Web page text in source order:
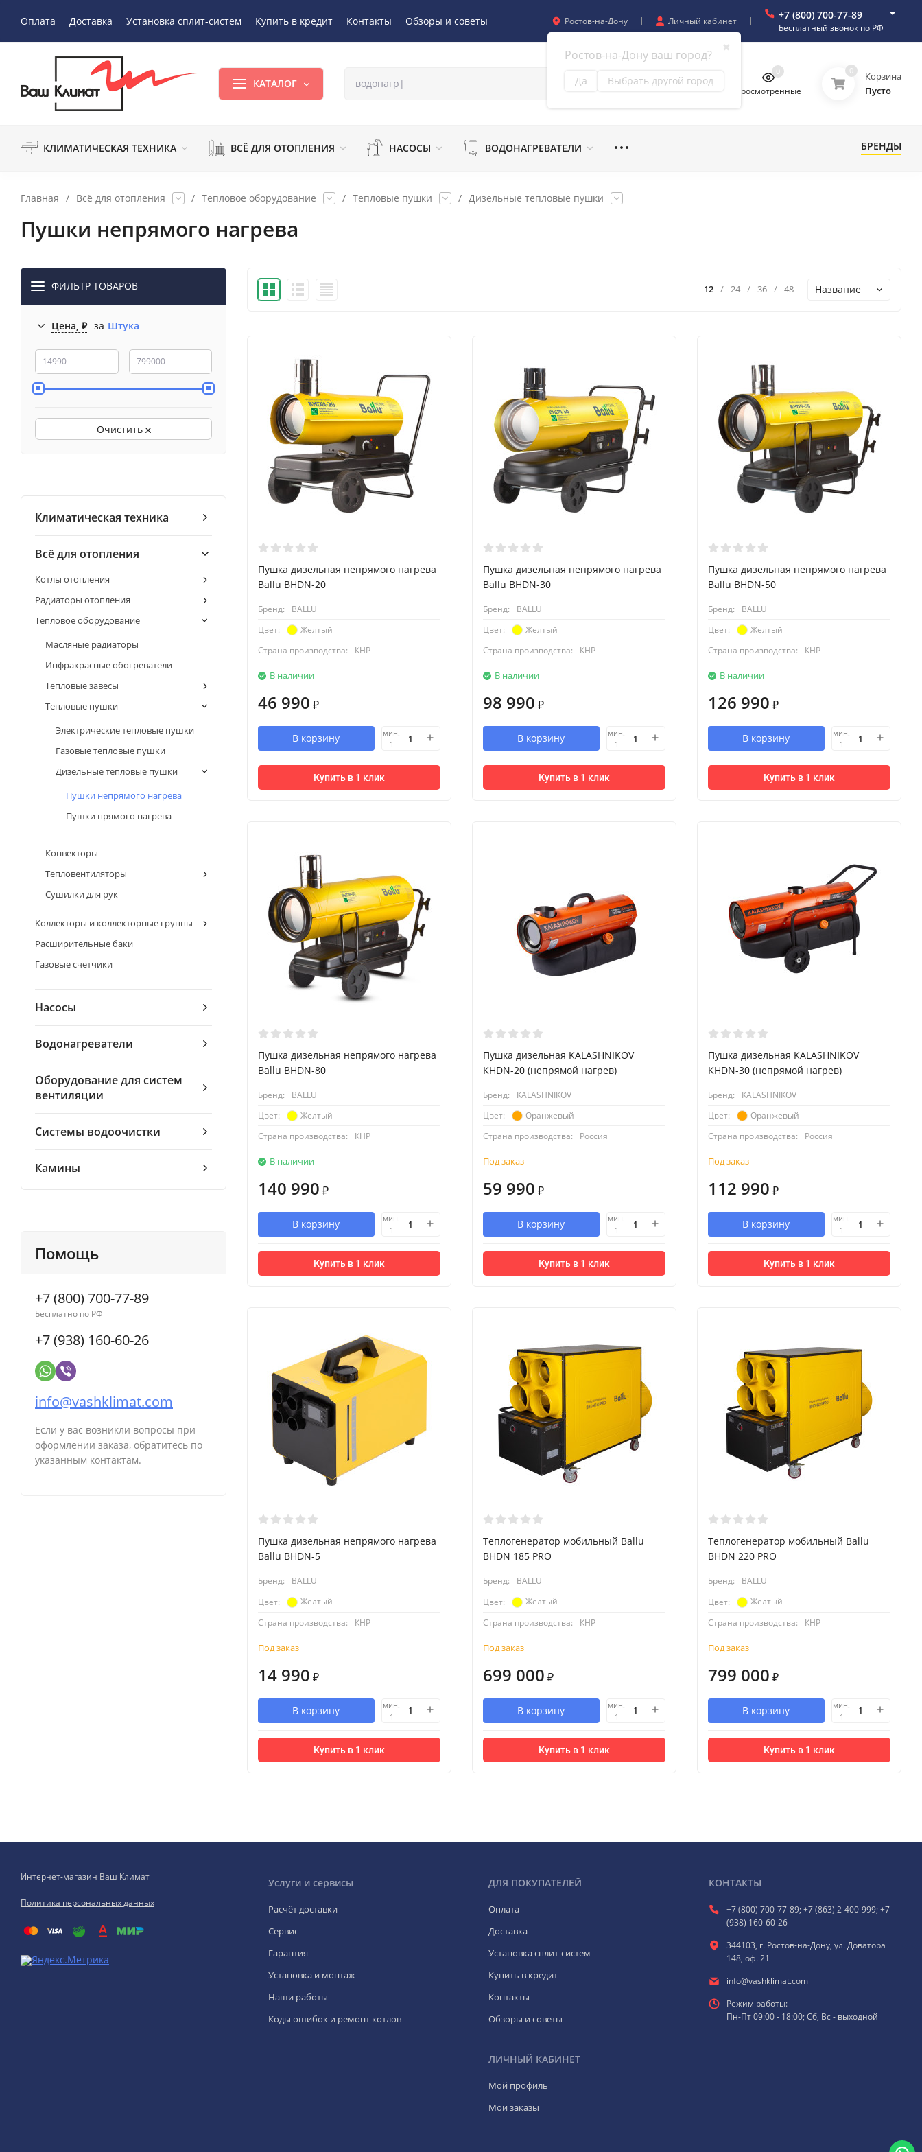
Оплата Доставка Установка сплит-систем Купить в кредит Контакты Обзоры и советы Ростов-на-Дону
✖
Ростов-на-Дону ваш город?
Да Выбрать другой город
Личный кабинет +7 (800) 700-77-89
Бесплатный звонок по РФ
КАТАЛОГ
Просмотренные
0 0
Корзина
Пусто
КЛИМАТИЧЕСКАЯ ТЕХНИКА ВСЁ ДЛЯ ОТОПЛЕНИЯ НАСОСЫ ВОДОНАГРЕВАТЕЛИ БРЕНДЫ
Главная / Всё для отопления / Тепловое оборудование / Тепловые пушки / Дизельные тепловые пушки
Пушки непрямого нагрева
ФИЛЬТР ТОВАРОВ
Цена, ₽ за Штука
Очистить
Климатическая техника
Всё для отопления
Котлы отопления
Радиаторы отопления
Тепловое оборудование
Масляные радиаторы
Инфракрасные обогреватели
Тепловые завесы
Тепловые пушки
Электрические тепловые пушки
Газовые тепловые пушки
Дизельные тепловые пушки
Пушки непрямого нагрева
Пушки прямого нагрева
Конвекторы
Тепловентиляторы
Сушилки для рук
Коллекторы и коллекторные группы
Расширительные баки
Газовые счетчики
Насосы
Водонагреватели
Оборудование для систем
вентиляции
Системы водоочистки
Камины
Помощь
+7 (800) 700-77-89
Бесплатно по РФ
+7 (938) 160-60-26
info@vashklimat.com
Если у вас возникли вопросы при
оформлении заказа, обратитесь по
указанным контактам.
12 / 24 / 36 / 48 Название
Пушка дизельная непрямого нагрева
Ballu BHDN-20
Бренд:
BALLU
Цвет:
Желтый
Страна производства:
КНР
В наличии
46 990 ₽
В корзину
мин.
1
Купить в 1 клик
Пушка дизельная непрямого нагрева
Ballu BHDN-30
Бренд:
BALLU
Цвет:
Желтый
Страна производства:
КНР
В наличии
98 990 ₽
В корзину
мин.
1
Купить в 1 клик
Пушка дизельная непрямого нагрева
Ballu BHDN-50
Бренд:
BALLU
Цвет:
Желтый
Страна производства:
КНР
В наличии
126 990 ₽
В корзину
мин.
1
Купить в 1 клик
Пушка дизельная непрямого нагрева
Ballu BHDN-80
Бренд:
BALLU
Цвет:
Желтый
Страна производства:
КНР
В наличии
140 990 ₽
В корзину
мин.
1
Купить в 1 клик
Пушка дизельная KALASHNIKOV
KHDN-20 (непрямой нагрев)
Бренд:
KALASHNIKOV
Цвет:
Оранжевый
Страна производства:
Россия
Под заказ
59 990 ₽
В корзину
мин.
1
Купить в 1 клик
Пушка дизельная KALASHNIKOV
KHDN-30 (непрямой нагрев)
Бренд:
KALASHNIKOV
Цвет:
Оранжевый
Страна производства:
Россия
Под заказ
112 990 ₽
В корзину
мин.
1
Купить в 1 клик
Пушка дизельная непрямого нагрева
Ballu BHDN-5
Бренд:
BALLU
Цвет:
Желтый
Страна производства:
КНР
Под заказ
14 990 ₽
В корзину
мин.
1
Купить в 1 клик
Теплогенератор мобильный Ballu
BHDN 185 PRO
Бренд:
BALLU
Цвет:
Желтый
Страна производства:
КНР
Под заказ
699 000 ₽
В корзину
мин.
1
Купить в 1 клик
Теплогенератор мобильный Ballu
BHDN 220 PRO
Бренд:
BALLU
Цвет:
Желтый
Страна производства:
КНР
Под заказ
799 000 ₽
В корзину
мин.
1
Купить в 1 клик
Интернет-магазин Ваш Климат
Политика персональных данных
Услуги и сервисы
Расчёт доставки
Сервис
Гарантия
Установка и монтаж
Наши работы
Коды ошибок и ремонт котлов
ДЛЯ ПОКУПАТЕЛЕЙ
Оплата
Доставка
Установка сплит-систем
Купить в кредит
Контакты
Обзоры и советы
ЛИЧНЫЙ КАБИНЕТ
Мой профиль
Мои заказы
КОНТАКТЫ
+7 (800) 700-77-89; +7 (863) 2-400-999; +7
(938) 160-60-26
344103, г. Ростов-на-Дону, ул. Доватора
148, оф. 21
info@vashklimat.com
Режим работы:
Пн-Пт 09:00 - 18:00; Сб, Вс - выходной